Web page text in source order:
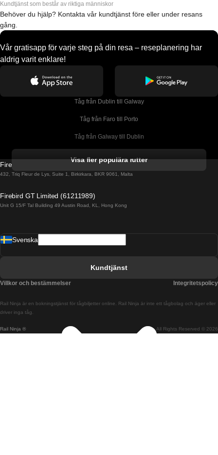
Kundtjänst som består av riktiga människor
Behöver du hjälp? Kontakta vår kundtjänst före eller under resans
gång.
Vår gratisapp för varje steg på din resa – reseplanering har
aldrig varit enklare!
Tåg från Dublin till Galway
Tåg från Faro till Porto
Tåg från Galway till Dublin
Tåg från Porto till Faro
Tåg från Barcelona till Madrid
Tåg från Budapest till Bratislava
Visa fler populära rutter
Firebird GT Limited (OC 1451)
432, Triq Fleur de Lys, Suite 1, Birkirkara, BKR 9061, Malta
Firebird GT Limited (61211989)
Unit G 15/F Tal Building 49 Austin Road, KL, Hong Kong
Rail Ninja ® All Rights Reserved © 2026
Rail Ninja är en bokningstjänst för tågbiljetter online. Rail Ninja är inte ett tågbolag och äger eller
driver inga tåg.
Svenska
Kundtjänst
Villkor och bestämmelser Integritetspolicy